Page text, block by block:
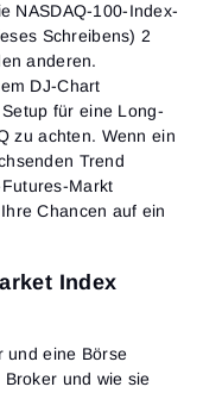
NASDAQ-100-Index-
Schreibens) 2
anderen.
DJ-Chart
für eine Long-
zu achten. Wenn ein
Trend
Markt
Chancen auf ein
Index
und eine Börse
und wie sie